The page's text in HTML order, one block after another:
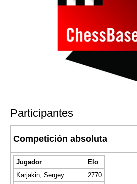
Participantes
Competición absoluta
Jugador
Elo
Karjakin, Sergey
2770